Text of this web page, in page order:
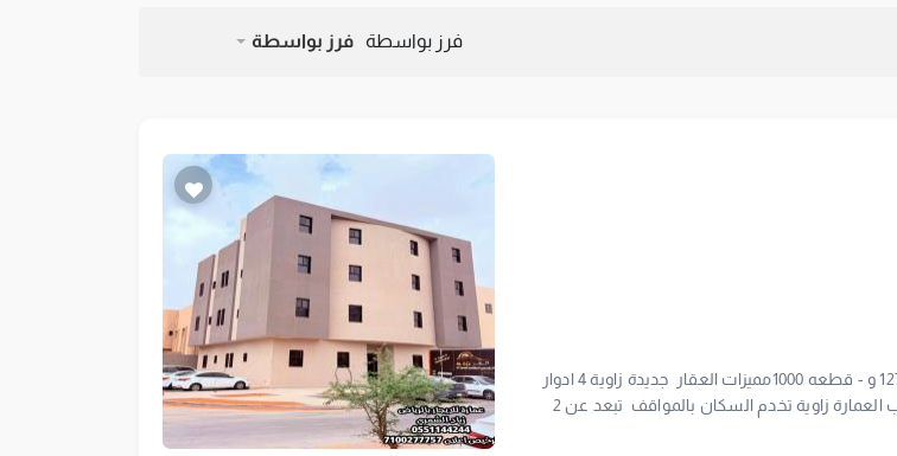
فرز بواسطة فرز بواسطة
بسم الله الرحمن الرحيمللايجار عمارة في الرياض حي النسيم الشرقي - مخطط 1270 و - قطعه 1000مميزات العقار جديدة زاوية 4 ادوار
مصعد 7 شقق كبيرة جاهزة لتقسيم 14 شقة 8 عدادات كهرباء نظام الحريق راكب العمارة زاوية تخدم السكان بالمواقف تبعد عن 2